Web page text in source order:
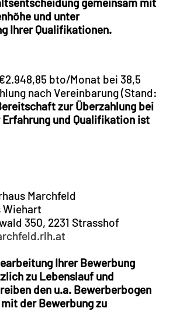
gemeinsam mit
und unter
Ihrer Qualifikationen.
bto/Monat bei 38,5
nach Vereinbarung (Stand:
zur Überzahlung bei
und Qualifikation ist
Marchfeld
Wiehart
350, 2231 Strasshof
Ihrer Bewerbung
zu Lebenslauf und
den u.a. Bewerberbogen
der Bewerbung zu